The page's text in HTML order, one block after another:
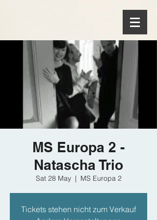
MS Europa 2 -
Natascha Trio
Sat 28 May
  |
MS Europa 2
Tickets stehen nicht zum Verkauf